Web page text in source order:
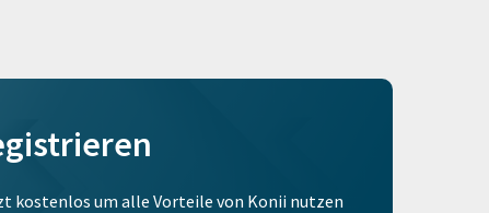
kostenlos um alle Vorteile von Konii nutzen